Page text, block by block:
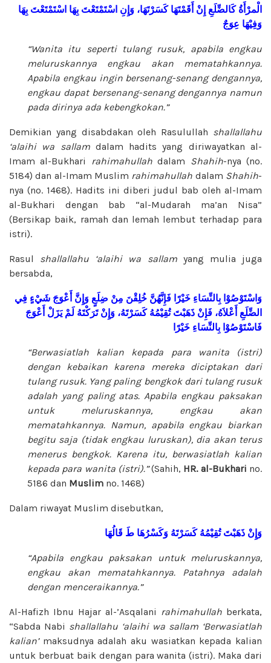
الْمرْأَةُ كَالضِّلَعِ إِنْ أَقَمْتَهَا كَسَرْتَهَا، وَإِنِ اسْتَمْتَعْتَ بِهَا اسْتَمْتَعْتَ بِهَا
وَفِيْهَا عِوَجٌ
“Wanita itu seperti tulang rusuk, apabila engkau
meluruskannya engkau akan mematahkannya.
Apabila engkau ingin bersenang-senang dengannya,
engkau dapat bersenang-senang dengannya namun
pada dirinya ada kebengkokan.”
Demikian yang disabdakan oleh Rasulullah shallallahu
‘alaihi wa sallamdalam hadits yang diriwayatkan al-
Imam al-Bukhari rahimahullahdalam Shahih-nya (no.
5184) dan al-Imam Muslim rahimahullah dalam Shahih-
nya (no. 1468). Hadits ini diberi judul bab oleh al-Imam
al-Bukhari dengan bab “al-Mudarah ma’an Nisa”
(Bersikap baik, ramah dan lemah lembut terhadap para
istri).
Rasul shallallahu ‘alaihi wa sallamyang mulia juga
bersabda,
وَاسْتَوْصُوْا بِالنِّسَاءِ خَيْرًا فَإِنَّهُنَّ خُلِقْنَ مِنْ ضِلَعٍ وَإِنَّ أَعْوَجَ شَيْءٍ فِي
الضِّلَعِ أَعْلاَهُ، فَإِنْ ذَهَبْتَ تُقِيْمُهُ كَسَرْتَهُ، وَإِنْ تَرَكْتَهُ لَمْ يَزَلْ أَعْوَجَ
فَاسْتَوْصُوْا بِالنِّسَاءِ خَيْرًا
“Berwasiatlah kalian kepada para wanita (istri)
dengan kebaikan karena mereka diciptakan dari
tulang rusuk. Yang paling bengkok dari tulang rusuk
adalah yang paling atas. Apabila engkau paksakan
untuk meluruskannya, engkau akan
mematahkannya. Namun, apabila engkau biarkan
begitu saja (tidak engkau luruskan), dia akan terus
menerus bengkok. Karena itu, berwasiatlah kalian
kepada para wanita (istri).”(Sahih, HR. al-Bukhari no.
5186 dan Muslim no. 1468)
Dalam riwayat Muslim disebutkan,
وَإِنْ ذَهَبْتَ تُقِيْمُهُ كَسَرْتَهُ وَكَسْرُهَا طَ قَالُهَا
“Apabila engkau paksakan untuk meluruskannya,
engkau akan mematahkannya. Patahnya adalah
dengan menceraikannya.”
Al-Hafizh Ibnu Hajar al-’Asqalani rahimahullah berkata,
“Sabda Nabi shallallahu ‘alaihi wa sallam ‘Berwasiatlah
kalian’ maksudnya adalah aku wasiatkan kepada kalian
untuk berbuat baik dengan para wanita (istri). Maka dari